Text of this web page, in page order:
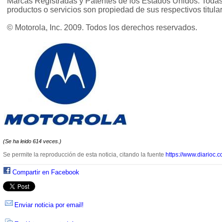
productos o servicios son propiedad de sus respectivos
© Motorola, Inc. 2009. Todos los derechos reservados.
(Se ha leido 614 veces.)
Se permite la reproducción de esta noticia, citando la fuente https://
Compartir en Facebook
Enviar noticia por email!